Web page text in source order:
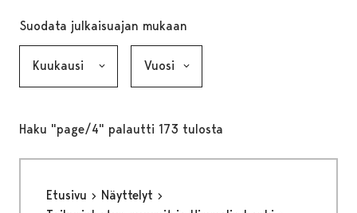
Suodata julkaisuajan mukaan
Haku "page/4" palautti 173 tulosta
Etusivu
Näyttelyt